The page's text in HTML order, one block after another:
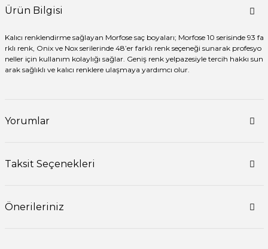
Ürün Bilgisi
Kalıcı renklendirme sağlayan Morfose saç boyaları; Morfose 10 serisinde 93 fa
rklı renk, Onix ve Nox serilerinde 48’er farklı renk seçeneği sunarak profesyo
neller için kullanım kolaylığı sağlar. Geniş renk yelpazesiyle tercih hakkı sun
arak sağlıklı ve kalıcı renklere ulaşmaya yardımcı olur.
Yorumlar
Taksit Seçenekleri
Önerileriniz